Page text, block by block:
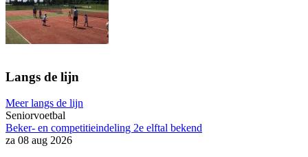
Langs de lijn
Meer langs de lijn
Seniorvoetbal
Beker- en competitieindeling 2e elftal bekend
za 08 aug 2026